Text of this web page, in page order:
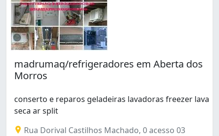
madrumaq/refrigeradores em Aberta dos
Morros
conserto e reparos geladeiras lavadoras freezer lava
seca ar split
Rua Dorival Castilhos Machado, 0 acesso 03